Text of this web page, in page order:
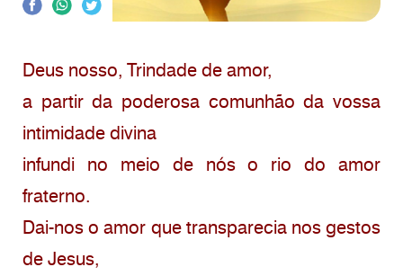
Deus nosso, Trindade de amor,
a partir da poderosa comunhão da vossa
intimidade divina
infundi no meio de nós o rio do amor
fraterno.
Dai-nos o amor que transparecia nos gestos
de Jesus,